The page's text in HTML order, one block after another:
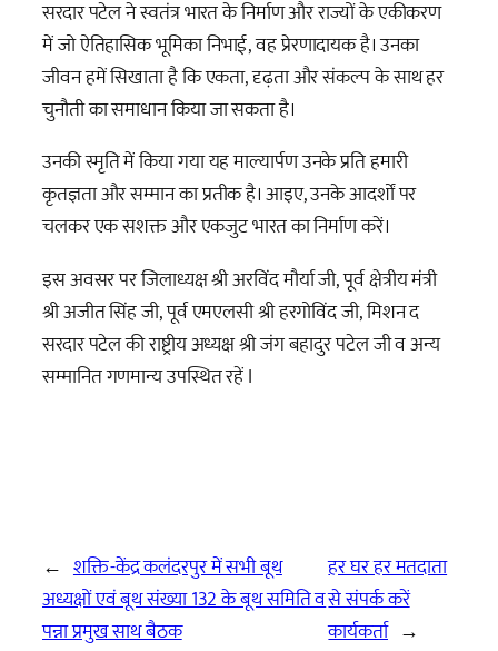
सरदार पटेल ने स्वतंत्र भारत के निर्माण और राज्यों के एकीकरण
में जो ऐतिहासिक भूमिका निभाई, वह प्रेरणादायक है। उनका
जीवन हमें सिखाता है कि एकता, दृढ़ता और संकल्प केसाथ हर
चुनौती का समाधान किया जा सकता है।
उनकी स्मृति में किया गया यह माल्यार्पण उनके प्रति हमारी
कृतज्ञता और सम्मान का प्रतीक है। आइए, उनके आदर्शों पर
चलकर एक सशक्त और एकजुट भारत का निर्माण करें।
इस अवसर पर जिलाध्यक्ष श्री अरविंद मौर्या जी, पूर्व क्षेत्रीय मंत्री
श्री अजीत सिंह जी, पूर्व एमएलसी श्री हरगोविंद जी, मिशन द
सरदार पटेल की राष्ट्रीय अध्यक्ष श्री जंग बहादुर पटेल जी व अन्य
सम्मानित गणमान्य उपस्थित रहें I
← शक्ति-केंद्र कलंदरपुर में सभी बूथ
अध्यक्षों एवं बूथ संख्या 132 के बूथ समिति व
पन्ना प्रमुख साथ बैठक
हर घर हर मतदाता
से संपर्क करें
कार्यकर्ता →